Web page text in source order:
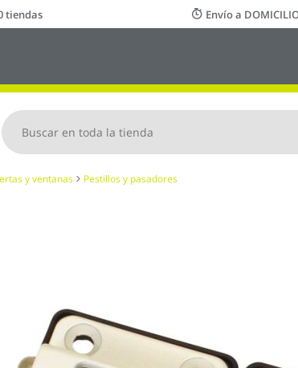
tiendas Envío a
y ventanas Pestillos y pasadores